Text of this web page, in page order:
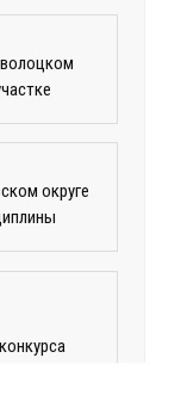
округе